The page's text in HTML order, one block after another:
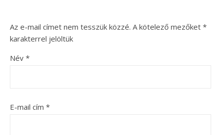
Az e-mail címet nem tesszük közzé. A kötelező mezőket *
karakterrel jelöltük
Név *
E-mail cím *